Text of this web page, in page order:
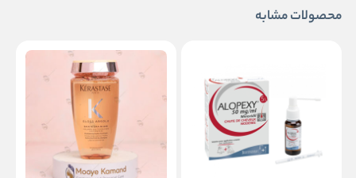
محصولات مشابه